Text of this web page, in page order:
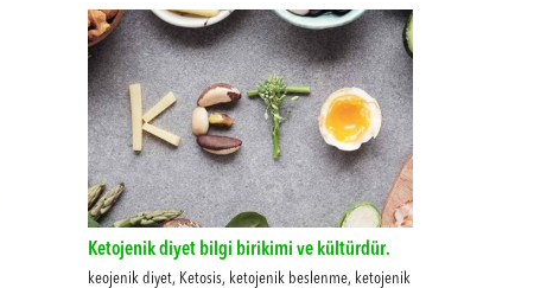
Ketojenik diyet bilgi birikimi ve kültürdür.
keojenik diyet, Ketosis, ketojenik beslenme, ketojenik